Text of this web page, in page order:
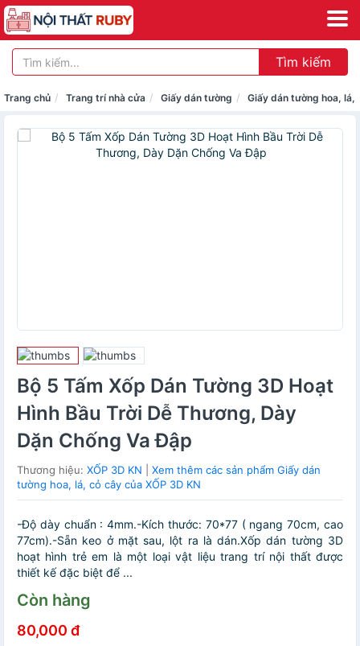
Tìm kiếm
Trang chủ Trang trí nhà cửa Giấy dán tường Giấy dán tường hoa, lá,
Bộ 5 Tấm Xốp Dán Tường 3D Hoạt
Hình Bầu Trời Dễ Thương, Dày
Dặn Chống Va Đập
Thương hiệu: XỐP 3D KN
Xem thêm các sản phẩm Giấy dán
tường hoa, lá, cỏ cây của XỐP 3D KN
-Độ dày chuẩn : 4mm.-Kích thước: 70*77 ( ngang 70cm, cao
77cm).-Sẵn keo ở mặt sau, lột ra là dán.Xốp dán tường 3D
hoạt hình trẻ em là một loại vật liệu trang trí nội thất được
thiết kế đặc biệt để ...
Còn hàng
80,000 đ